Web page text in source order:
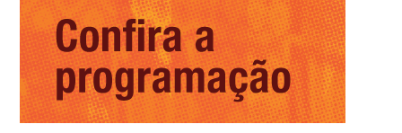
03:00
04:00
05:00